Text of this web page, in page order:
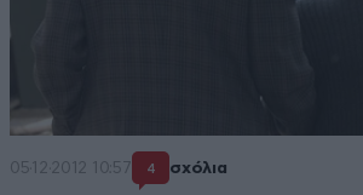
05·12·2012 10:57 4 σχόλια